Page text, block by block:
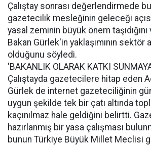
Çalıştay sonrası değerlendirmede
gazetecilik mesleğinin geleceği
yasal zeminin büyük önem
Bakan Gürlek'in yaklaşımının sektör
olduğunu söyledi.
'BAKANLIK OLARAK KATKI
Çalıştayda gazetecilere hitap eden
Gürlek de internet gazeteciliğinin
uygun şekilde tek bir çatı altında
kaçınılmaz hale geldiğini belirtti.
hazırlanmış bir yasa çalışması
bunun Türkiye Büyük Millet Meclisi